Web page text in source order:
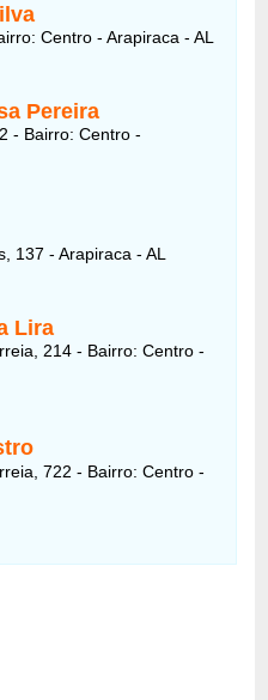
Centro - Arapiraca - AL
Pereira
- Bairro: Centro -
137 - Arapiraca - AL
Lira
214 - Bairro: Centro -
722 - Bairro: Centro -